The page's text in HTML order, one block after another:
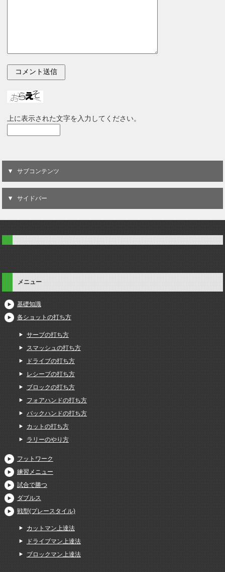
上に表示された文字を入力してください。
サブコンテンツ
サイドバー
メニュー
基礎知識
各ショットの打ち方
サーブの打ち方
スマッシュの打ち方
ドライブの打ち方
レシーブの打ち方
ブロックの打ち方
フォアハンドの打ち方
バックハンドの打ち方
カットの打ち方
ラリーのやり方
フットワーク
練習メニュー
試合で勝つ
ダブルス
戦型(プレースタイル)
カットマン上達法
ドライブマン上達法
ブロックマン上達法